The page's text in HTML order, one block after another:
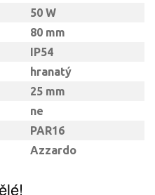
50 W
80 mm
IP54
hranatý
25 mm
ne
PAR16
Azzardo